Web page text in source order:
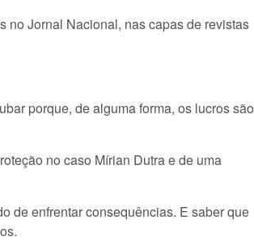
no Jornal Nacional, nas capas de revistas
porque, de alguma forma, os lucros são
no caso Mírian Dutra e de uma
de enfrentar consequências. E saber que